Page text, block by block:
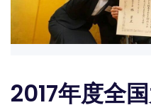
2017年度全